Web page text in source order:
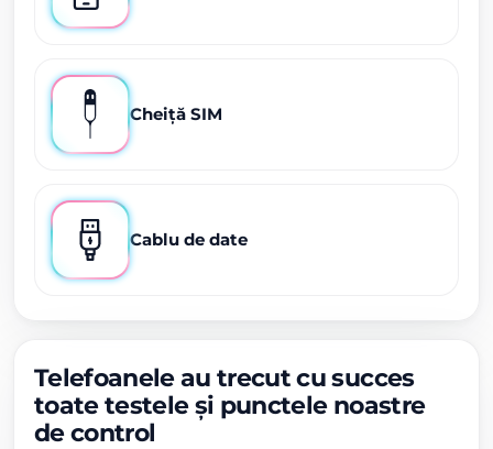
Cheiță SIM
Cablu de date
Telefoanele au trecut cu succes
toate testele și punctele noastre
de control